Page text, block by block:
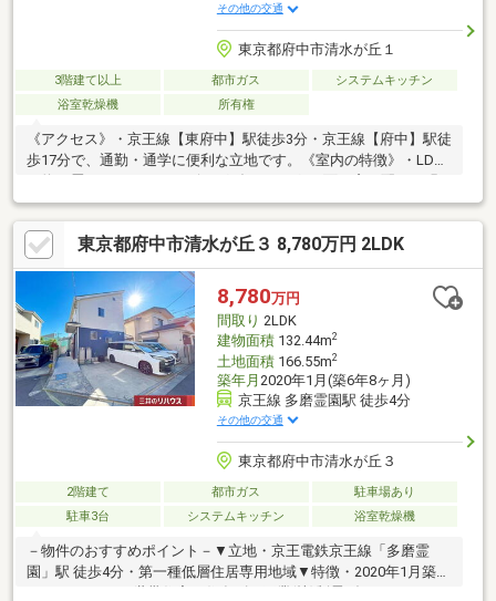
その他の交通
東京都府中市清水が丘１
3階建て以上 都市ガス
システムキッチン
浴室乾燥機
所有権
《アクセス》・京王線【東府中】駅徒歩3分・京王線【府中】駅徒
歩17分で、通勤・通学に便利な立地です。《室内の特徴》・LDK
るく開放感ある空間を演出します。・陽当り・風通し良好な「2階
リビング」・各居室に収納があります。・3階南側洋室には、ウォ
ークインクローゼットが設置されています。・システムキッチン
は、リビングを見渡せるカウンター式《リビングメッセージ》・
京王リトナード東府中（約200ｍ）、サミットストア東府中店
（約230ｍ）、セブンイレブン京王東府中駅店（約250ｍ）などの
買い物環境が整っています。
東京都府中市清水が丘３ 8,780万円 2LDK
8,780万円
間取り 2LDK
建物面積132.44m2
土地面積166.55m2
築年月 2020年1月(築6年8ヶ月)
京王線 多磨霊園駅 徒歩4分
その他の交通
東京都府中市清水が丘３
2階建て 都市ガス
駐車場あり
駐車3台
システムキッチン 浴室乾燥機
－物件のおすすめポイント－▼立地・京王電鉄京王線「多磨霊
園」駅 徒歩4分・第一種低層住居専用地域▼特徴・2020年1月築、